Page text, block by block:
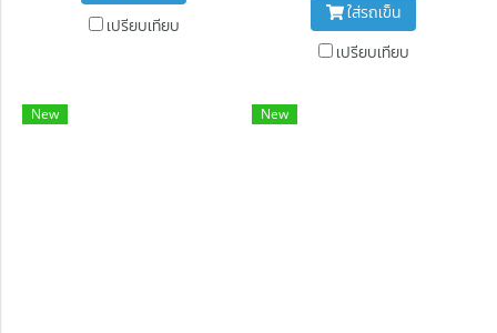
เปรียบเทียบ
ใส่รถเข็น
เปรียบเทียบ
New New